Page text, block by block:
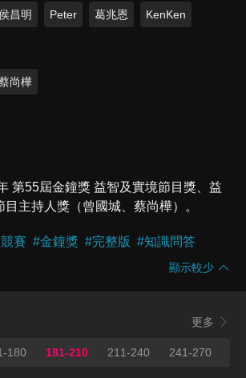
昌明 Peter 葛兆恩 KenKen
尚樺
第55屆金鐘獎 益智及實境節目獎、益
目主持人獎（曾國城、蔡尚樺）。
賽 #金鐘獎 #完整版 #知識問答
顯示較少
更多
180 181-210 211-240 241-270